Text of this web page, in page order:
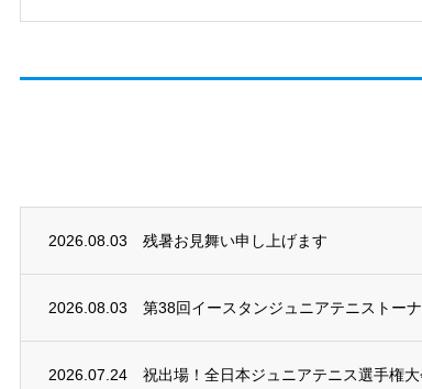
2026.08.03 残暑お見舞い申し上げます
2026.08.03 第38回イースタンジュニアテニストー
2026.07.24 祝出場！全日本ジュニアテニス選手権